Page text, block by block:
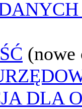
(nowe
DLA